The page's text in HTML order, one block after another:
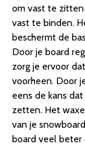
om vast te
vast te binden.
beschermt de
Door je board
zorg je ervoor
voorheen. Door
eens de kans
zetten. Het
van je
board veel beter